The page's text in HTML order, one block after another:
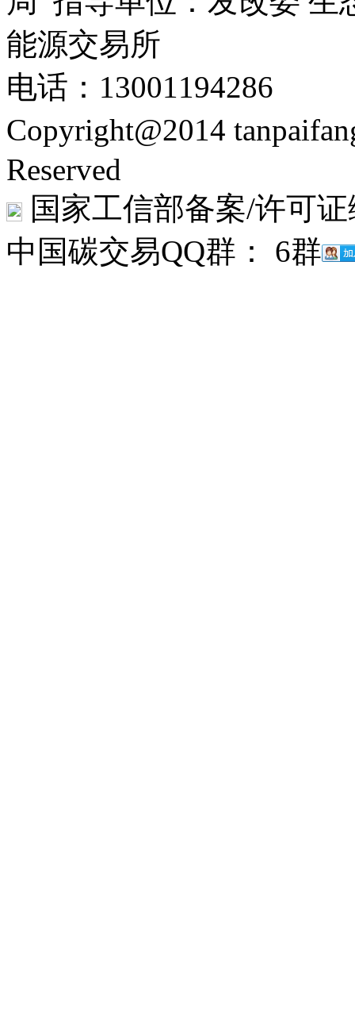
能源交易所
电话：13001194286
Copyright@2014
Reserved
国家工信部备案/许可
中国碳交易QQ群： 6群